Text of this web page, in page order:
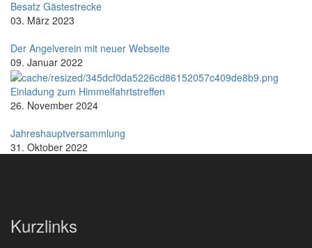
Besatz Gästestrecke
03. März 2023
Der Angelverein mit neuer Webseite
09. Januar 2022
Einladung zum Himmelfahrtstreffen
26. November 2024
Jahreshauptversammlung
31. Oktober 2022
Kurzlinks